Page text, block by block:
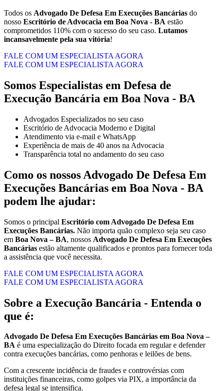
Todos os Advogado De Defesa Em Execuções Bancárias do
nosso Escritório de Advocacia em Boa Nova - BA estão
comprometidos 110% com o sucesso do seu caso. Lutamos
incansavelmente pela sua vitória!
FALE COM UM ESPECIALISTA AGORA
FALE COM UM ESPECIALISTA AGORA
Somos Especialistas em Defesa de
Execução Bancária em Boa Nova - BA
Advogados Especializados no seu caso
Escritório de Advocacia Moderno e Digital
Atendimento via e-mail e WhatsApp
Experiência de mais de 40 anos na Advocacia
Transparência total no andamento do seu caso
Como os nossos Advogado De Defesa Em
Execuções Bancárias em Boa Nova - BA
podem lhe ajudar:
Somos o principal Escritório com Advogado De Defesa Em
Execuções Bancárias. Não importa quão complexo seja seu caso
em Boa Nova – BA, nossos Advogado De Defesa Em Execuções
Bancárias estão altamente qualificados e prontos para fornecer toda
a assistência que você necessita.
FALE COM UM ESPECIALISTA AGORA
FALE COM UM ESPECIALISTA AGORA
Sobre a Execução Bancária - Entenda o
que é:
Advogado De Defesa Em Execuções Bancárias em Boa Nova –
BA é uma especialização do Direito focada em regular e defender
contra execuções bancárias, como penhoras e leilões de bens.
Com a crescente incidência de fraudes e controvérsias com
instituições financeiras, como golpes via PIX, a importância da
defesa legal se intensifica.